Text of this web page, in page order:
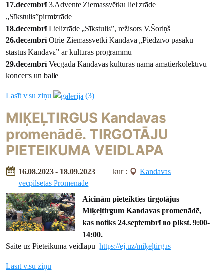
17.decembrī3.Advente Ziemassvētku lielizrāde
„Sīkstulis”pirmizrāde
18.decembrīLielizrāde „Sīkstulis”, režisors V.Šoriņš
26.decembrīOtrie Ziemassvētki Kandavā „Piedzīvo pasaku
stāstus Kandavā” ar kultūras programmu
29.decembrīVecgada Kandavas kultūras nama amatierkolektīvu
koncerts un balle
Lasīt visu ziņu (3)
MIĶEĻTIRGUS Kandavas
promenādē. TIRGOTĀJU
PIETEIKUMA VEIDLAPA
16.08.2023 - 18.09.2023 kur :
Kandavas
vecpilsētas Promenāde
Aicinām pieteikties tirgotājus
Miķeļtirgum Kandavas promenādē,
kas notiks 24.septembrī no plkst. 9:00-
14:00.
Saite uz Pieteikuma veidlapuhttps://ej.uz/miķeļtirgus
Lasīt visu ziņu